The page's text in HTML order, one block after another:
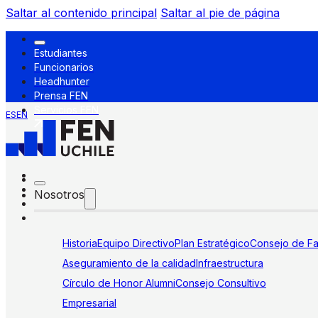
Saltar al contenido principal Saltar al pie de página
Estudiantes
Funcionarios
Headhunter
Prensa FEN
ESEN
Nosotros
HistoriaEquipo DirectivoPlan EstratégicoConsejo de
Aseguramiento de la calidadInfraestructura
Círculo de Honor AlumniConsejo Consultivo
Empresarial